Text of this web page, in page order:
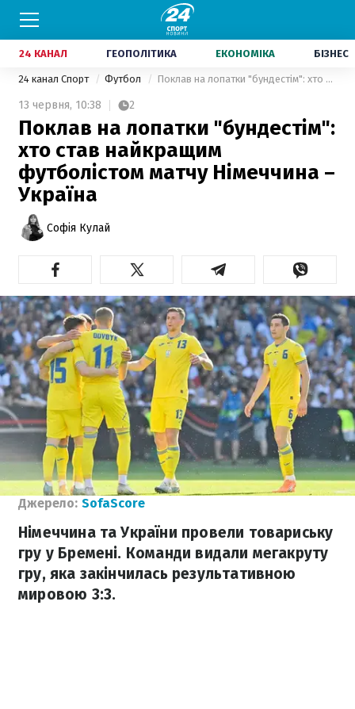
24 КАНАЛ ГЕОПОЛІТИКА ЕКОНОМІКА БІЗНЕС
24 канал Спорт Футбол Поклав на лопатки "бундестім": хто став найкращим футболістом матчу Німеччина – Україна
13 червня, 10:38 2
Поклав на лопатки "бундестім":
хто став найкращим
футболістом матчу Німеччина –
Україна
Софія Кулай
Джерело: SofaScore
Німеччина та України провели товариську
гру у Бремені. Команди видали мегакруту
гру, яка закінчилась результативною
мировою 3:3.